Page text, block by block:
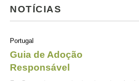
NOTÍCIAS
Portugal
Guia de Adoção
Responsável